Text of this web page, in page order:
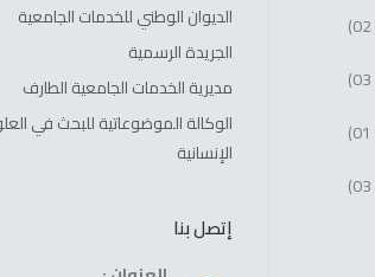
الديوان الوطني للخدمات الجامعية
الجريدة الرسمية
مديرية الخدمات الجامعية الطارف
الوكالة الموضوعاتية للبحث في
الإنسانية
إتصل بنا